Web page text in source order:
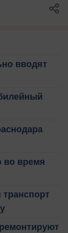
вводят
во время